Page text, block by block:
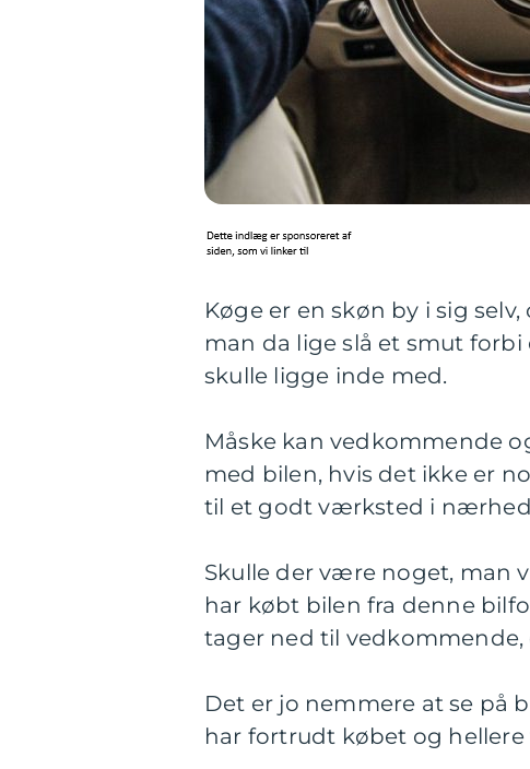
Køge er en skøn by i sig
man da lige slå et smut
skulle ligge inde med.
Måske kan vedkommende
med bilen, hvis det ikke er
til et godt værksted i
Skulle der være noget, man
har købt bilen fra denne
tager ned til
Det er jo nemmere at se på
har fortrudt købet og hellere